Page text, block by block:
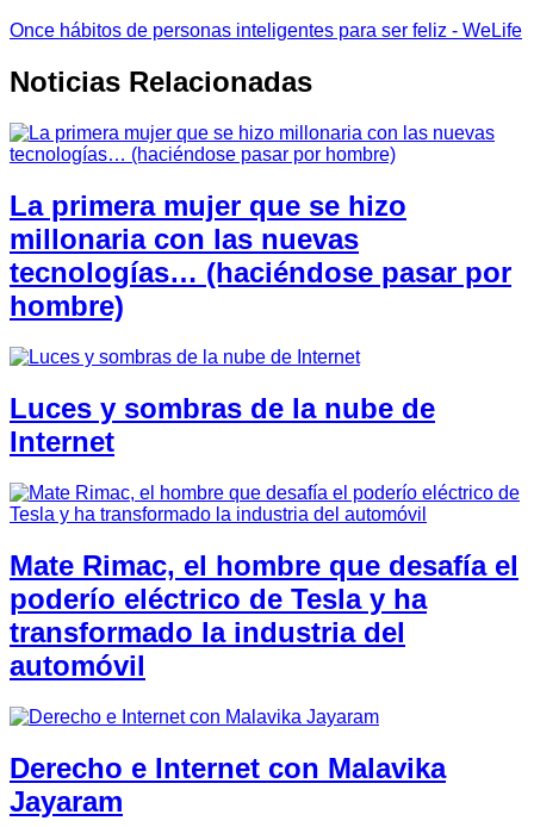
Once hábitos de personas inteligentes para ser feliz - WeLife
Noticias Relacionadas
La primera mujer que se hizo
millonaria con las nuevas
tecnologías… (haciéndose pasar por
hombre)
Luces y sombras de la nube de
Internet
Mate Rimac, el hombre que desafía el
poderío eléctrico de Tesla y ha
transformado la industria del
automóvil
Derecho e Internet con Malavika
Jayaram